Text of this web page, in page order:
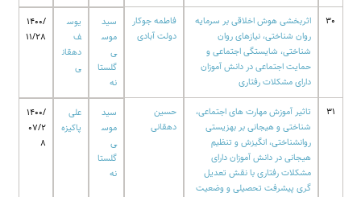
30
اثربخشی هوش اخلاقی بر سرمایه
روان شناختی، نیازهای روان
شناختی، شایستگی اجتماعی و
حمایت اجتماعی در دانش آموزان
دارای مشکلات رفتاری
فاطمه جوکار
دولت آبادی
سید
موس
ی
گلستا
نه
یوس
ف
دهقان
ی
1400/
11/28
31
تاثیر آموزش مهارت های اجتماعی،
شناختی و هیجانی بر بهزیستی
روانشناختی، انگیزش و تنظیم
هیجانی در دانش آموزان دارای
مشکلات رفتاری با نقش تعدیل
گری پیشرفت تحصیلی و وضعیت
حسین
دهقانی
سید
موس
ی
گلستا
نه
علی
پاکیزه
1400/
07/2
8